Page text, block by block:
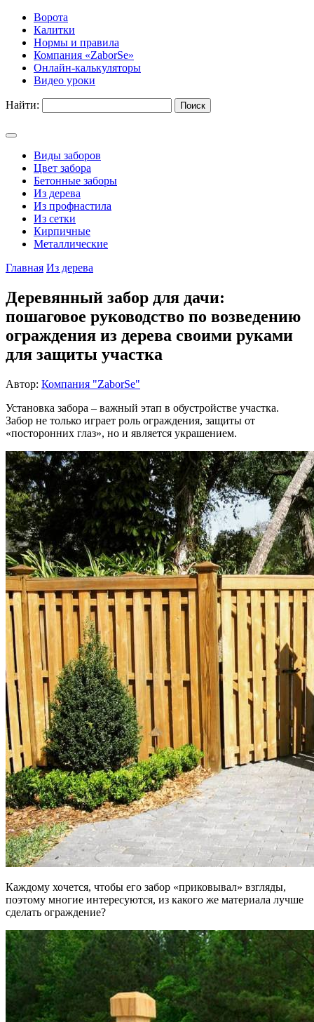
Ворота
Калитки
Нормы и правила
Компания «ZaborSe»
Онлайн-калькуляторы
Видео уроки
Найти:
Виды заборов
Цвет забора
Бетонные заборы
Из дерева
Из профнастила
Из сетки
Кирпичные
Металлические
Главная Из дерева
Деревянный забор для дачи:
пошаговое руководство по возведению
ограждения из дерева своими руками
для защиты участка
Автор: Компания "ZaborSe"
Установка забора – важный этап в обустройстве участка.
Забор не только играет роль ограждения, защиты от
«посторонних глаз», но и является украшением.
Каждому хочется, чтобы его забор «приковывал» взгляды,
поэтому многие интересуются, из какого же материала лучше
сделать ограждение?